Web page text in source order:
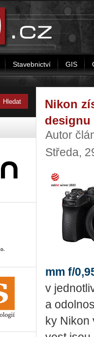
Stavebnictví GIS
Nikon
designu
Autor
Středa,
mm f/
v
a
ky Nikon